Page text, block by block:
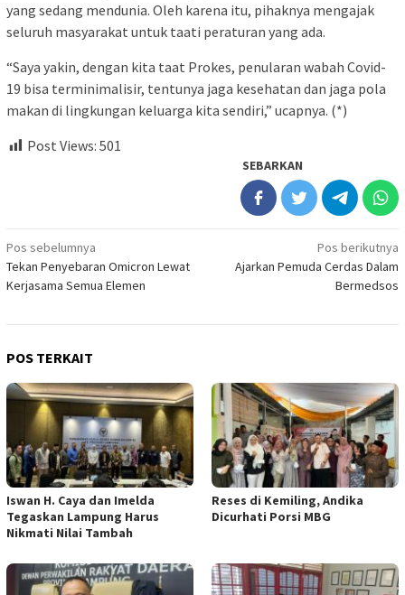
yang sedang mendunia. Oleh karena itu, pihaknya mengajak
seluruh masyarakat untuk taati peraturan yang ada.
“Saya yakin, dengan kita taat Prokes, penularan wabah Covid-
19 bisa terminimalisir, tentunya jaga kesehatan dan jaga pola
makan di lingkungan keluarga kita sendiri,” ucapnya. (*)
Post Views: 501
SEBARKAN
Navigasi
pos
Pos sebelumnya
Tekan Penyebaran Omicron Lewat
Kerjasama Semua Elemen
Pos berikutnya
Ajarkan Pemuda Cerdas Dalam
Bermedsos
POS TERKAIT
Iswan H. Caya dan Imelda
Tegaskan Lampung Harus
Nikmati Nilai Tambah
Reses di Kemiling, Andika
Dicurhati Porsi MBG